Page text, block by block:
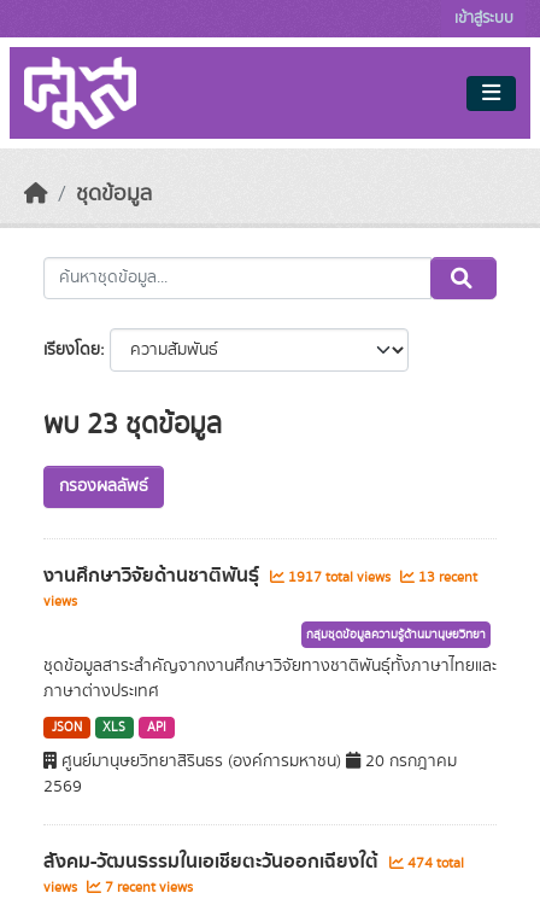
เข้าสู่ระบบ
ชุดข้อมูล
เรียงโดย
พบ 23 ชุดข้อมูล
กรองผลลัพธ์
งานศึกษาวิจัยด้านชาติพันธุ์ 1917 total views
13 recent
views
กลุ่มชุดข้อมูลความรู้ด้านมานุษยวิทยา
ชุดข้อมูลสาระสำคัญจากงานศึกษาวิจัยทางชาติพันธุ์ทั้งภาษาไทยและ
ภาษาต่างประเทศ
JSON XLS API
ศูนย์มานุษยวิทยาสิรินธร (องค์การมหาชน)
20 กรกฎาคม
2569
สังคม-วัฒนธรรมในเอเชียตะวันออกเฉียงใต้
474 total
views
7 recent views